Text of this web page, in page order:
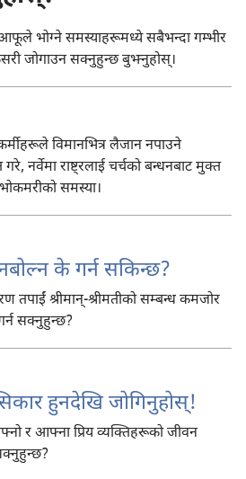
भोग्ने समस्याहरूमध्ये सबैभन्दा गम्भीर
जोगाउन सक्नुहुन्छ बुझ्नुहोस्‌।
विमानभित्र लैजान नपाउने
नर्वेमा राष्ट्रलाई चर्चको बन्धनबाट मुक्‍त
समस्या।
के गर्न सकिन्छ?
तपाईं श्रीमान्‌-श्रीमतीको सम्बन्ध कमजोर
सक्नुहुन्छ?
हुनदेखि जोगिनुहोस्‌!
र आफ्ना प्रिय व्यक्‍तिहरूको जीवन